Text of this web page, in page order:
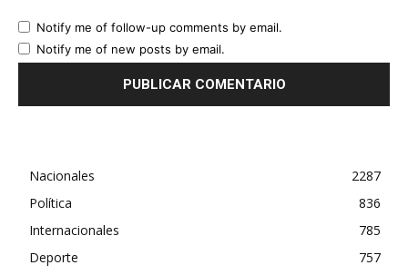
Notify me of follow-up comments by email.
Notify me of new posts by email.
Nacionales
2287
Política
836
Internacionales
785
Deporte
757